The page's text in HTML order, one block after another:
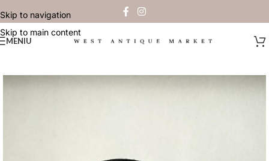
Skip to navigation
Skip to main content
MENIU